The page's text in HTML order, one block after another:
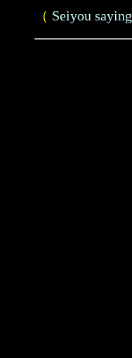
（ Seiyou saying